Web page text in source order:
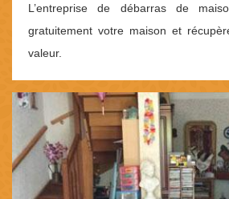
L’entreprise de débarras de
gratuitement votre maison et
valeur.